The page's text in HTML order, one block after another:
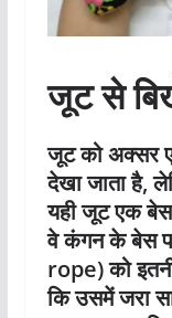
जूट से
जूट को अक्सर
देखा जाता है,
यही जूट एक
वे कंगन के बेस
rope) को
कि उसमें जरा